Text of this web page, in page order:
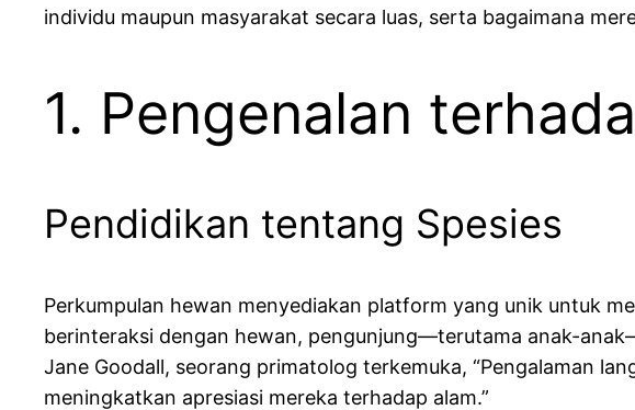
individu maupun masyarakat secara luas, serta bagaimana
1. Pengenalan
Pendidikan tentang Spesies
Perkumpulan hewan menyediakan platform yang unik untuk
berinteraksi dengan hewan, pengunjung—terutama anak-
Jane Goodall, seorang primatolog terkemuka, “Pengalaman
meningkatkan apresiasi mereka terhadap alam.”